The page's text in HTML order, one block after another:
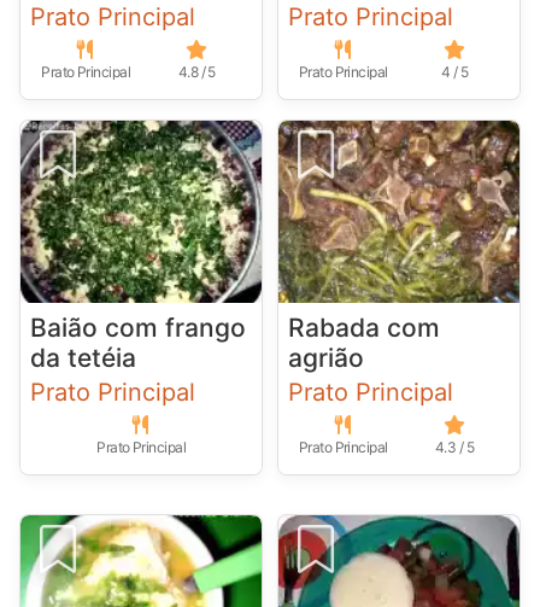
Prato Principal
Prato Principal 4.8 / 5
Prato Principal
Prato Principal 4 / 5
Baião com frango
da tetéia
Prato Principal
Prato Principal
Rabada com
agrião
Prato Principal
Prato Principal 4.3 / 5